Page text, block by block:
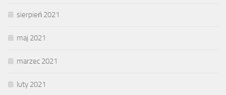
sierpień 2021
maj 2021
marzec 2021
luty 2021